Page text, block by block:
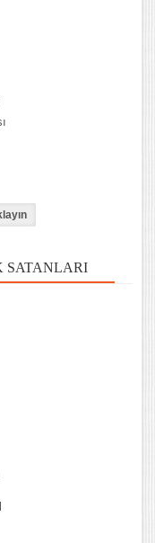
SATANLARI